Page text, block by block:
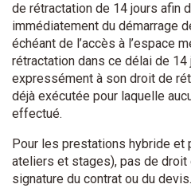
de rétractation de 14 jours afin
immédiatement du démarrage
échéant de l’accès à l’espace
rétractation dans ce délai de 14
expressément à son droit de
déjà exécutée pour laquelle
effectué.
Pour les prestations hybride et
ateliers et stages), pas de droit
signature du contrat ou du devis.